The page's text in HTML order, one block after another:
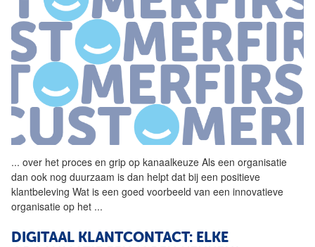
... over het proces en grip op kanaalkeuze Als een organisatie
dan ook nog duurzaam is dan helpt dat bij een positieve
klantbeleving Wat is een goed voorbeeld van een innovatieve
organisatie op het ...
DIGITAAL KLANTCONTACT: ELKE